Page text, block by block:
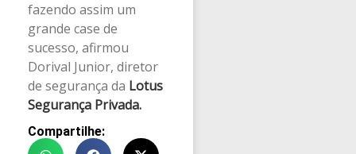
fazendo assim um
grande case de
sucesso, afirmou
Dorival Junior, diretor
de segurança da Lotus
Segurança Privada.
Compartilhe: